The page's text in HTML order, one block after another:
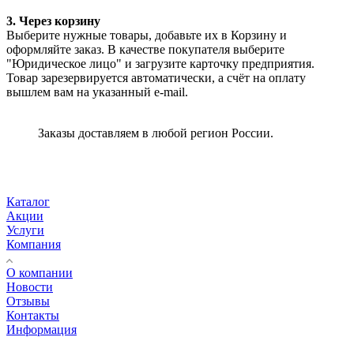
3. Через корзину
Выберите нужные товары, добавьте их в Корзину и
оформляйте заказ. В качестве покупателя выберите
"Юридическое лицо" и загрузите карточку предприятия.
Товар зарезервируется автоматически, а счёт на оплату
вышлем вам на указанный e-mail.
Заказы доставляем в любой регион России.
Каталог
Акции
Услуги
Компания
О компании
Новости
Отзывы
Контакты
Информация